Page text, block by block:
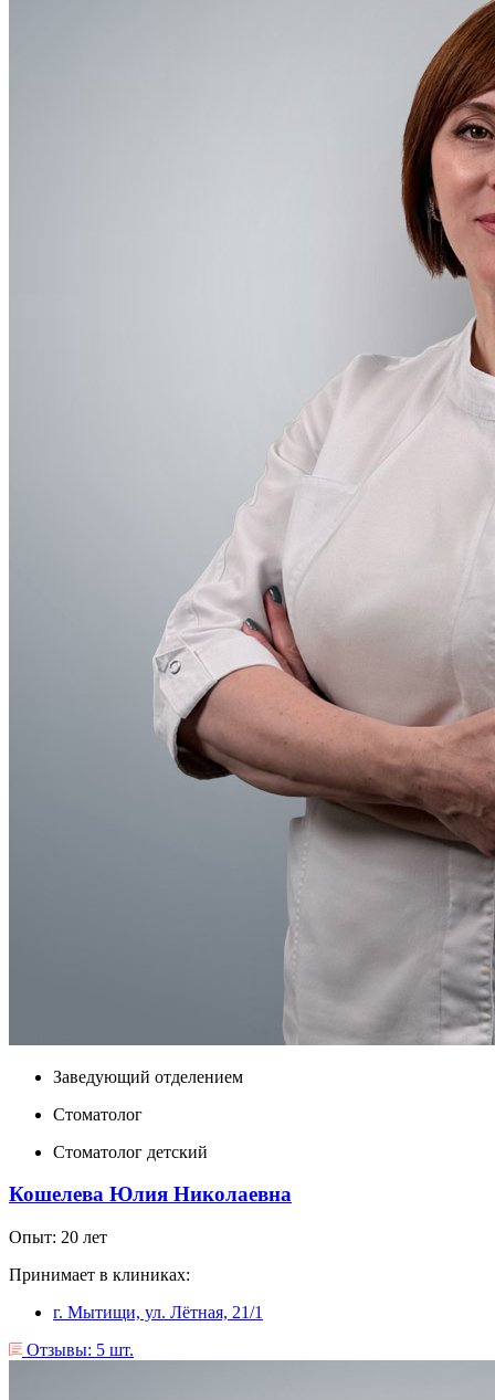
Заведующий отделением
Стоматолог
Стоматолог детский
Кошелева Юлия Николаевна
Опыт: 20 лет
Принимает в клиниках:
г. Мытищи, ул. Лëтная, 21/1
Отзывы: 5 шт.